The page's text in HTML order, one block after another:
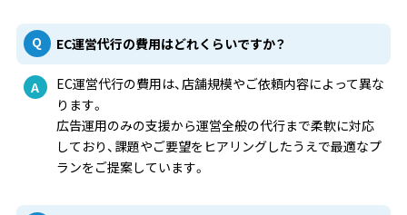
EC運営代行の費用はどれくらいですか？
EC運営代行の費用は、店舗規模やご依頼内容によって異な
ります。
広告運用のみの支援から運営全般の代行まで柔軟に対応
しており、課題やご要望をヒアリングしたうえで最適なプ
ランをご提案しています。